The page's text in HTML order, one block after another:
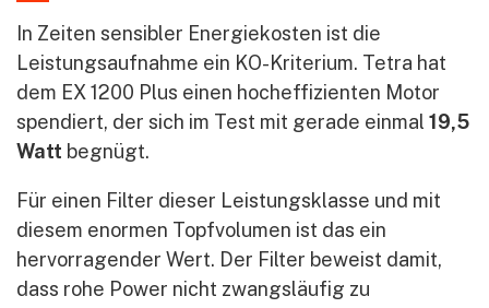
In Zeiten sensibler Energiekosten ist die
Leistungsaufnahme ein KO-Kriterium. Tetra hat
dem EX 1200 Plus einen hocheffizienten Motor
spendiert, der sich im Test mit gerade einmal 19,5
Watt begnügt.
Für einen Filter dieser Leistungsklasse und mit
diesem enormen Topfvolumen ist das ein
hervorragender Wert. Der Filter beweist damit,
dass rohe Power nicht zwangsläufig zu